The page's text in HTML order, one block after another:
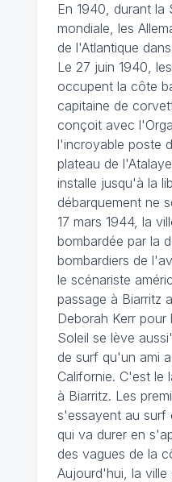
En 1940, durant la
mondiale, les
de l'Atlantique
Le 27 juin 1940,
occupent la côte
capitaine de
conçoit avec
l'incroyable poste
plateau de
installe jusqu'à la
débarquement ne
17 mars 1944, la
bombardée par la
bombardiers de
le scénariste
passage à Biarritz
Deborah Kerr
Soleil se lève
de surf qu'un ami
Californie. C'est le
à Biarritz. Les
s'essayent au surf
qui va durer en
des vagues de la
Aujourd'hui, la